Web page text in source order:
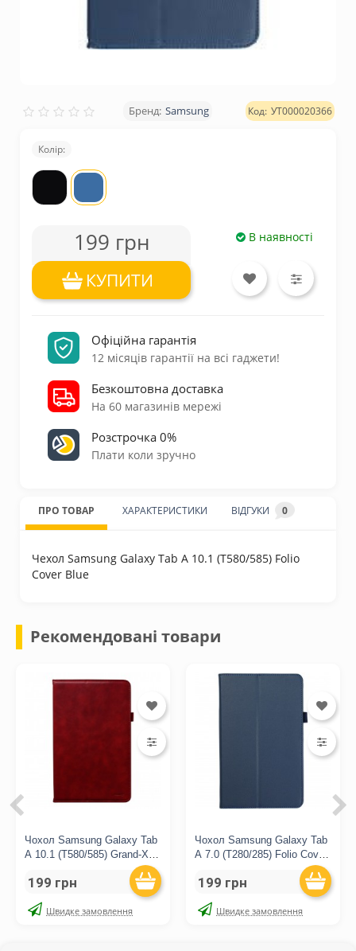
Samsung УТ000020366
Колір:
199 грн В наявності
КУПИТИ
Офіційна гарантія
12 місяців гарантії на всі гаджети!
Безкоштовна доставка
На 60 магазинів мережі
Розстрочка 0%
Плати коли зручно
ПРО ТОВАР ХАРАКТЕРИСТИКИ ВІДГУКИ 0
Чехол Samsung Galaxy Tab A 10.1 (T580/585) Folio
Cover Blue
Рекомендовані товари
Чохол Samsung Galaxy Tab
A 10.1 (T580/585) Grand-X
199 грн
Швидке замовлення
Чохол Samsung Galaxy Tab
A 7.0 (T280/285) Folio Cover
199 грн
Швидке замовлення